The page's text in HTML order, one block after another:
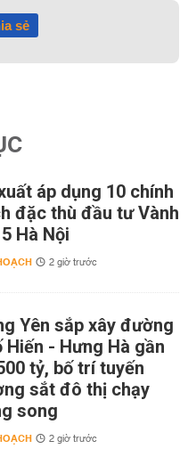
sẻ
áp dụng 10 chính
đặc thù đầu tư Vành
Hà Nội
2 giờ trước
Yên sắp xây đường
Hiến - Hưng Hà gần
tỷ, bố trí tuyến
sắt đô thị chạy
song
2 giờ trước